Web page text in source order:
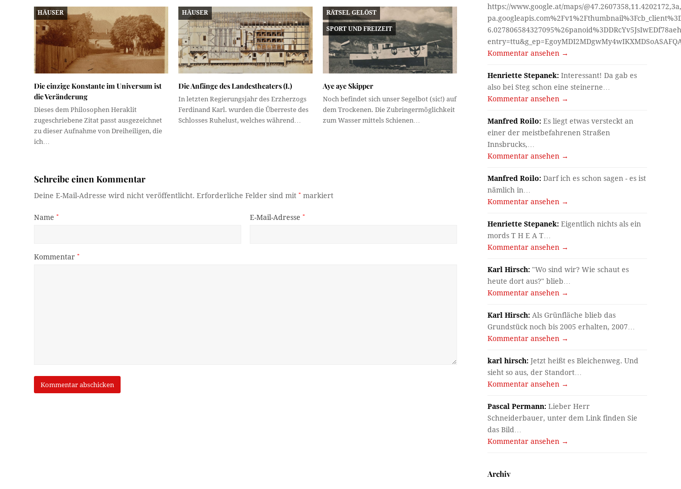
HÄUSER
Die einzige Konstante im Universum ist
die Veränderung
Dieses dem Philosophen Heraklit
zugeschriebene Zitat passt ausgezeichnet
zu dieser Aufnahme von Dreiheiligen, die
ich…
HÄUSER
Die Anfänge des Landestheaters (I.)
In letzten Regierungsjahr des Erzherzogs
Ferdinand Karl. wurden die Überreste des
Schlosses Ruhelust, welches während…
RÄTSEL GELÖST
SPORT UND FREIZEIT
Aye aye Skipper
Noch befindet sich unser Segelbot (sic!) auf
dem Trockenen. Die Zubringermöglichkeit
zum Wasser mittels Schienen…
Schreibe einen Kommentar
Deine E-Mail-Adresse wird nicht veröffentlicht. Erforderliche Felder sind mit* markiert
Name* E-Mail-Adresse *
Kommentar*
https://www.google.at/maps/
Kommentar ansehen →
Henriette Stepanek: Interessant! Da gab es
also bei Steg schon eine steinerne…
Kommentar ansehen →
Manfred Roilo: Es liegt etwas versteckt an
einer der meistbefahrenen Straßen
Innsbrucks,…
Kommentar ansehen →
Manfred Roilo: Darf ich es schon sagen - es ist
nämlich in…
Kommentar ansehen →
Henriette Stepanek: Eigentlich nichts als ein
mords T H E A T…
Kommentar ansehen →
Karl Hirsch: "Wo sind wir? Wie schaut es
heute dort aus?" blieb…
Kommentar ansehen →
Karl Hirsch: Als Grünfläche blieb das
Grundstück noch bis 2005 erhalten, 2007…
Kommentar ansehen →
karl hirsch: Jetzt heißt es Bleichenweg. Und
sieht so aus, der Standort…
Kommentar ansehen →
Pascal Permann: Lieber Herr
Schneiderbauer, unter dem Link finden Sie
das Bild…
Kommentar ansehen →
Archiv